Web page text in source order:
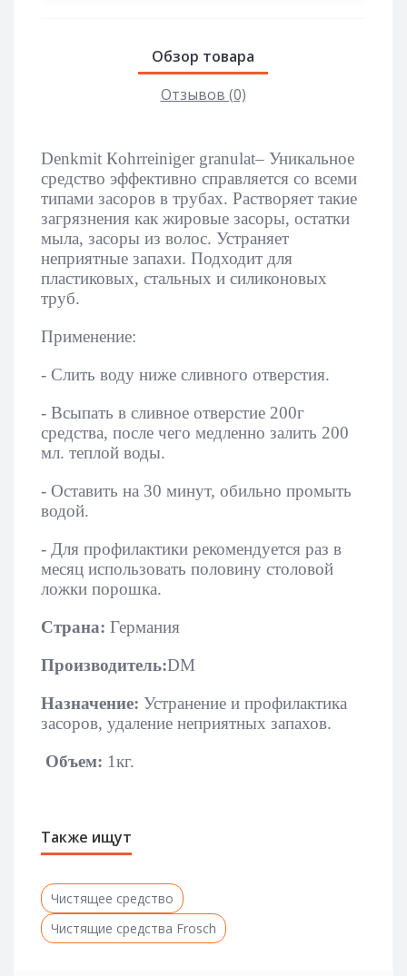
Обзор товара
Отзывов (0)
Denkmit Кohrreiniger granulat– Уникальное
средство эффективно справляется со всеми
типами засоров в трубах. Растворяет такие
загрязнения как жировые засоры, остатки
мыла, засоры из волос. Устраняет
неприятные запахи. Подходит для
пластиковых, стальных и силиконовых
труб.
Применение:
- Слить воду ниже сливного отверстия.
- Всыпать в сливное отверстие 200г
средства, после чего медленно залить 200
мл. теплой воды.
- Оставить на 30 минут, обильно промыть
водой.
- Для профилактики рекомендуется раз в
месяц использовать половину столовой
ложки порошка.
Страна: Германия
Производитель:DM
Назначение: Устранение и профилактика
засоров, удаление неприятных запахов.
Объем: 1кг.
Также ищут
Чистящее средство
Чистящие средства Frosch